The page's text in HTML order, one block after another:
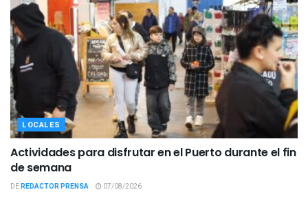
LOCALES
Actividades para disfrutar en el Puerto durante el fin
de semana
DEREDACTOR PRENSA 07/08/2026